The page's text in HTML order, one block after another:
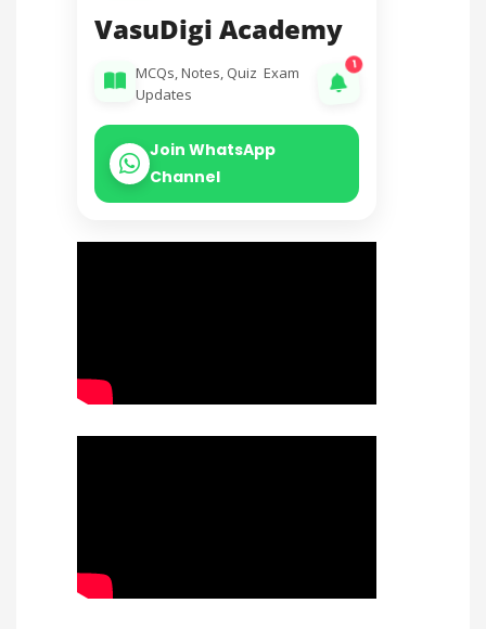
VasuDigi Academy
MCQs, Notes, Quiz  Exam
Updates
1
Join WhatsApp
Channel